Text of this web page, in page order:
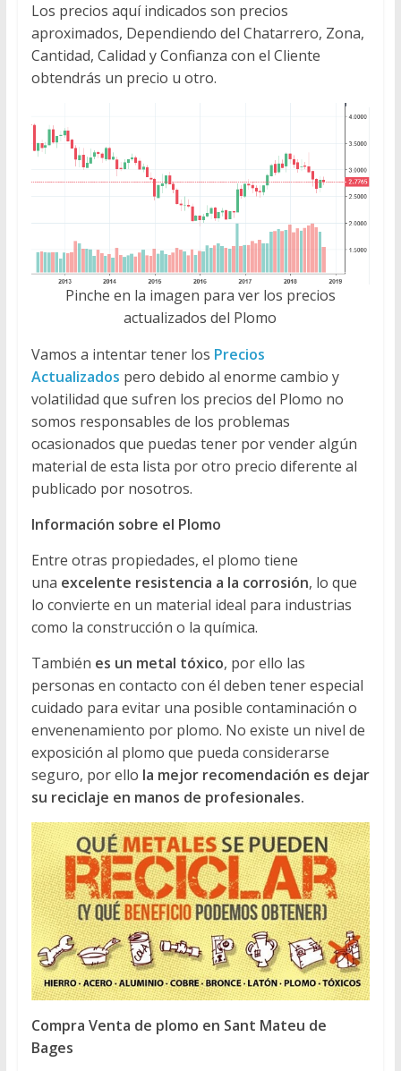
Los precios aquí indicados son precios
aproximados, Dependiendo del Chatarrero, Zona,
Cantidad, Calidad y Confianza con el Cliente
obtendrás un precio u otro.
Pinche en la imagen para ver los precios
actualizados del Plomo
Vamos a intentar tener los Precios
Actualizados pero debido al enorme cambio y
volatilidad que sufren los precios del Plomo no
somos responsables de los problemas
ocasionados que puedas tener por vender algún
material de esta lista por otro precio diferente al
publicado por nosotros.
Información sobre el Plomo
Entre otras propiedades, el plomo tiene
una excelente resistencia a la corrosión, lo que
lo convierte en un material ideal para industrias
como la construcción o la química.
También es un metal tóxico, por ello las
personas en contacto con él deben tener especial
cuidado para evitar una posible contaminación o
envenenamiento por plomo. No existe un nivel de
exposición al plomo que pueda considerarse
seguro, por ello la mejor recomendación es dejar
su reciclaje en manos de profesionales.
Compra Venta de plomo en Sant Mateu de
Bages